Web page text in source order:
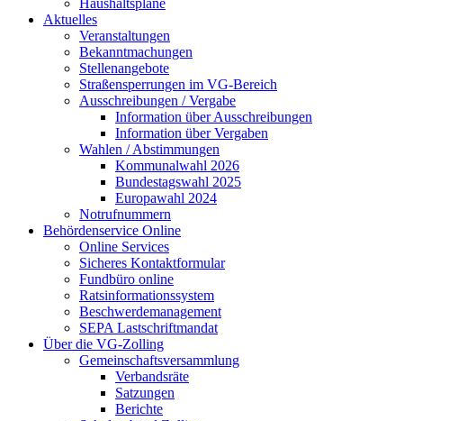
Haushaltspläne
Aktuelles
Veranstaltungen
Bekanntmachungen
Stellenangebote
Straßensperrungen im VG-Bereich
Ausschreibungen / Vergabe
Information über Ausschreibungen
Information über Vergaben
Wahlen / Abstimmungen
Kommunalwahl 2026
Bundestagswahl 2025
Europawahl 2024
Notrufnummern
Behördenservice Online
Online Services
Sicheres Kontaktformular
Fundbüro online
Ratsinformationssystem
Beschwerdemanagement
SEPA Lastschriftmandat
Über die VG-Zolling
Gemeinschaftsversammlung
Verbandsräte
Satzungen
Berichte